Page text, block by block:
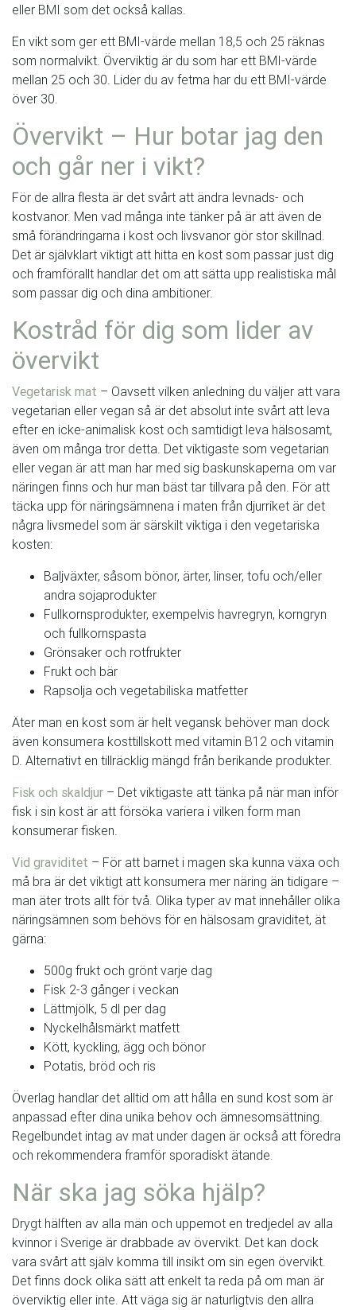
eller BMI som det också kallas.
En vikt som ger ett BMI-värde mellan 18,5 och 25 räknas
som normalvikt. Överviktig är du som har ett BMI-värde
mellan 25 och 30. Lider du av fetma har du ett BMI-värde
över 30.
Övervikt – Hur botar jag den
och går ner i vikt?
För de allra flesta är det svårt att ändra levnads- och
kostvanor. Men vad många inte tänker på är att även de
små förändringarna i kost och livsvanor gör stor skillnad.
Det är självklart viktigt att hitta en kost som passar just dig
och framförallt handlar det om att sätta upp realistiska mål
som passar dig och dina ambitioner.
Kostråd för dig som lider av
övervikt
Vegetarisk mat – Oavsett vilken anledning du väljer att vara
vegetarian eller vegan så är det absolut inte svårt att leva
efter en icke-animalisk kost och samtidigt leva hälsosamt,
även om många tror detta. Det viktigaste som vegetarian
eller vegan är att man har med sig baskunskaperna om var
näringen finns och hur man bäst tar tillvara på den. För att
täcka upp för näringsämnena i maten från djurriket är det
några livsmedel som är särskilt viktiga i den vegetariska
kosten:
Baljväxter, såsom bönor, ärter, linser, tofu och/eller
andra sojaprodukter
Fullkornsprodukter, exempelvis havregryn, korngryn
och fullkornspasta
Grönsaker och rotfrukter
Frukt och bär
Rapsolja och vegetabiliska matfetter
Äter man en kost som är helt vegansk behöver man dock
även konsumera kosttillskott med vitamin B12 och vitamin
D. Alternativt en tillräcklig mängd från berikande produkter.
Fisk och skaldjur – Det viktigaste att tänka på när man inför
fisk i sin kost är att försöka variera i vilken form man
konsumerar fisken.
Vid graviditet – För att barnet i magen ska kunna växa och
må bra är det viktigt att konsumera mer näring än tidigare –
man äter trots allt för två. Olika typer av mat innehåller olika
näringsämnen som behövs för en hälsosam graviditet, ät
gärna:
500g frukt och grönt varje dag
Fisk 2-3 gånger i veckan
Lättmjölk, 5 dl per dag
Nyckelhålsmärkt matfett
Kött, kyckling, ägg och bönor
Potatis, bröd och ris
Överlag handlar det alltid om att hålla en sund kost som är
anpassad efter dina unika behov och ämnesomsättning.
Regelbundet intag av mat under dagen är också att föredra
och rekommendera framför sporadiskt ätande.
När ska jag söka hjälp?
Drygt hälften av alla män och uppemot en tredjedel av alla
kvinnor i Sverige är drabbade av övervikt. Det kan dock
vara svårt att själv komma till insikt om sin egen övervikt.
Det finns dock olika sätt att enkelt ta reda på om man är
överviktig eller inte. Att väga sig är naturligtvis den allra